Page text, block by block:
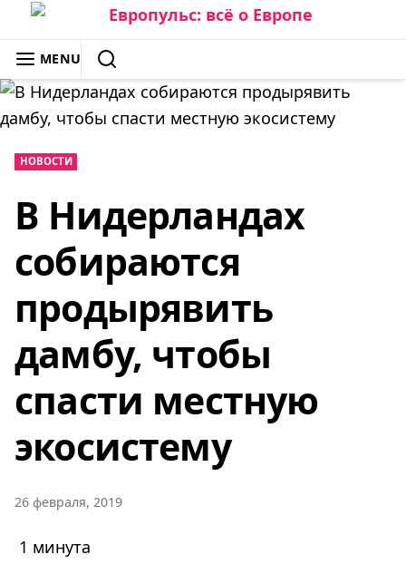
Skip
to
content
ЕВРОПУЛЬС: ВСЁ О ЕВРОПЕ
MENU
SEARCH
НОВОСТИ
В Нидерландах
собираются
продырявить
дамбу, чтобы
спасти местную
экосистему
26 февраля, 2019
1 минута